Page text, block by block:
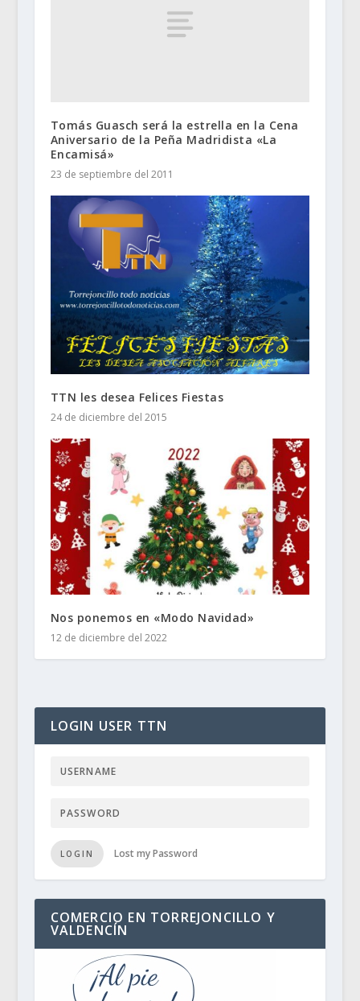
Tomás Guasch será la estrella en la Cena
Aniversario de la Peña Madridista «La
Encamisá»
23 de septiembre del 2011
TTN les desea Felices Fiestas
24 de diciembre del 2015
Nos ponemos en «Modo Navidad»
12 de diciembre del 2022
LOGIN USER TTN
LOGIN Lost my Password
COMERCIO EN TORREJONCILLO Y
VALDENCÍN